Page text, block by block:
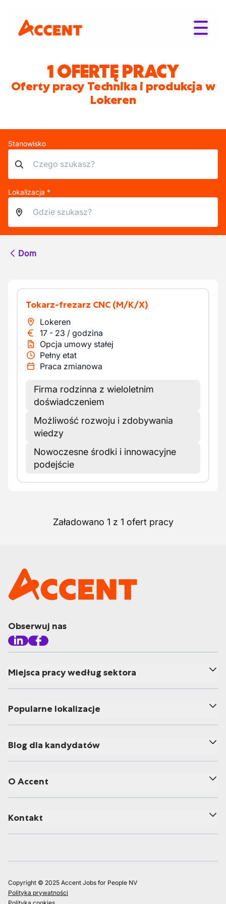
1 OFERTĘ PRACY
Oferty pracy Technika i produkcja w
Lokeren
Stanowisko
Lokalizacja *
Dom
Tokarz-frezarz CNC (M/K/X)
Lokeren
17 - 23 / godzina
Opcja umowy stałej
Pełny etat
Praca zmianowa
Firma rodzinna z wieloletnim
doświadczeniem
Możliwość rozwoju i zdobywania
wiedzy
Nowoczesne środki i innowacyjne
podejście
Załadowano 1 z 1 ofert pracy
Obserwuj nas
Miejsca pracy według sektora
Popularne lokalizacje
Blog dla kandydatów
O Accent
Kontakt
Copyright © 2025 Accent Jobs for People NV
Polityka prywatności